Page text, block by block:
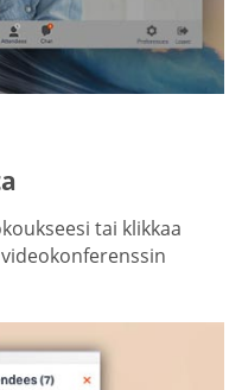
tai klikkaa